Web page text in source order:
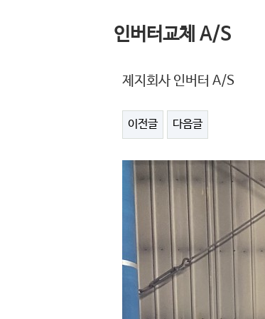
인버터교체 A/S
제지회사 인버터 A/S
이전글 다음글